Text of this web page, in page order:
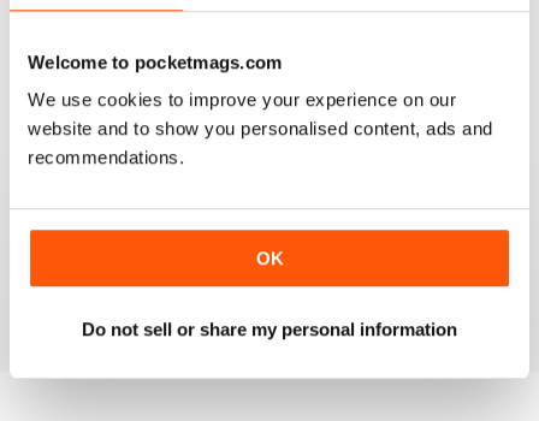
Welcome to pocketmags.com
We use cookies to improve your experience on our
website and to show you personalised content, ads and
recommendations.
OK
Do not sell or share my personal information
ONLY MAG
Very excellent new magazine. I only get the AFV
edition and love it. Its full of all kinds of info I can use
on a daily basis.
on a magazine that is chock full of advertisements and
Recensito 03 novembre 2011